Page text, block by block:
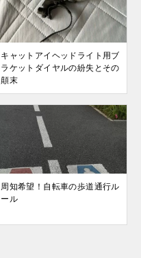
キャットアイヘッドライト用ブ
ラケットダイヤルの紛失とその
顛末
周知希望！自転車の歩道通行ル
ール